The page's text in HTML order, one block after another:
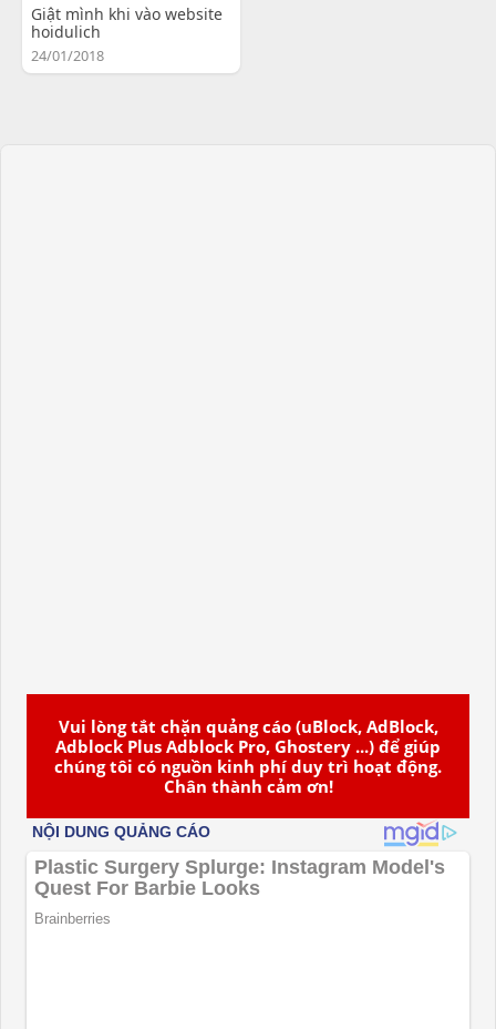
Vui lòng tắt chặn quảng cáo (uBlock, AdBlock,
Adblock Plus Adblock Pro, Ghostery ...) để giúp
chúng tôi có nguồn kinh phí duy trì hoạt động.
Chân thành cảm ơn!
Giật mình khi vào website
hoidulich
24/01/2018